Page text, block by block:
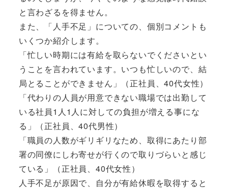
と言わざるを得ません。
また、「人手不足」についての、個別コメントも
いくつか紹介します。
「忙しい時期には有給を取らないでくださいとい
うことを言われています。いつも忙しいので、結
局とることができません」（正社員、40代女性）
「代わりの人員が用意できない職場では出勤して
いる社員1人1人に対しての負担が増える事にな
る」（正社員、40代男性）
「職員の人数がギリギリなため、取得にあたり部
署の同僚にしわ寄せが行くので取りづらいと感じ
ている」（正社員、40代女性）
人手不足が原因で、自分が有給休暇を取得すると